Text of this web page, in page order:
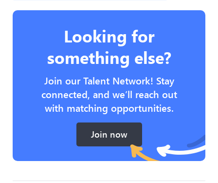
Looking for
something else?
Join our Talent Network! Stay
connected, and we’ll reach out
with matching opportunities.
Join now